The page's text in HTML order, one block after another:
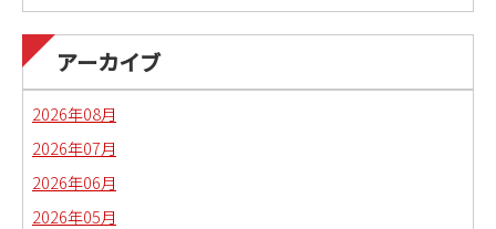
日本語教育副専攻課程通信(日本語教師)
琉球沖縄文化コースの取り組み
アーカイブ
2026年08月
2026年07月
2026年06月
2026年05月